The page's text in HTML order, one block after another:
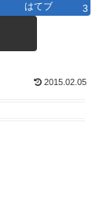
はてブ 3
2015.02.05